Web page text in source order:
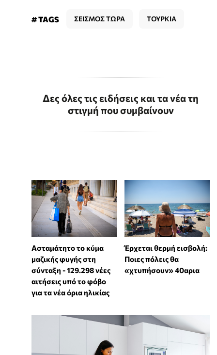
# TAGS ΣΕΙΣΜΟΣ ΤΩΡΑ ΤΟΥΡΚΙΑ
Δες όλες τις ειδήσεις και τα νέα τη
στιγμή που συμβαίνουν
Ασταμάτητο το κύμα
μαζικής φυγής στη
σύνταξη - 129.298 νέες
αιτήσεις υπό το φόβο
για τα νέα όρια ηλικίας
Έρχεται θερμή εισβολή:
Ποιες πόλεις θα
«χτυπήσουν» 40αρια